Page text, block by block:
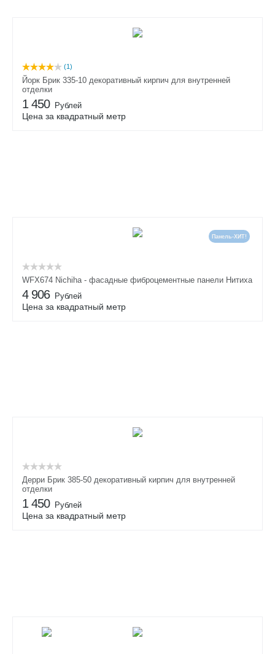
(1)
Йорк Брик 335-10 декоративный кирпич для внутренней
отделки
1 450 Рублей
Цена за квадратный метр
Панель-ХИТ!
WFX674 Nichiha - фасадные фиброцементные панели Нитиха
4 906 Рублей
Цена за квадратный метр
Дерри Брик 385-50 декоративный кирпич для внутренней
отделки
1 450 Рублей
Цена за квадратный метр